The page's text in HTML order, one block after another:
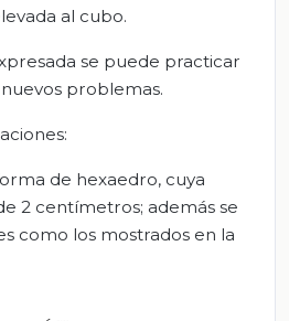
al cubo.
se puede practicar
problemas.
de hexaedro, cuya
2 centímetros; además se
como los mostrados en la